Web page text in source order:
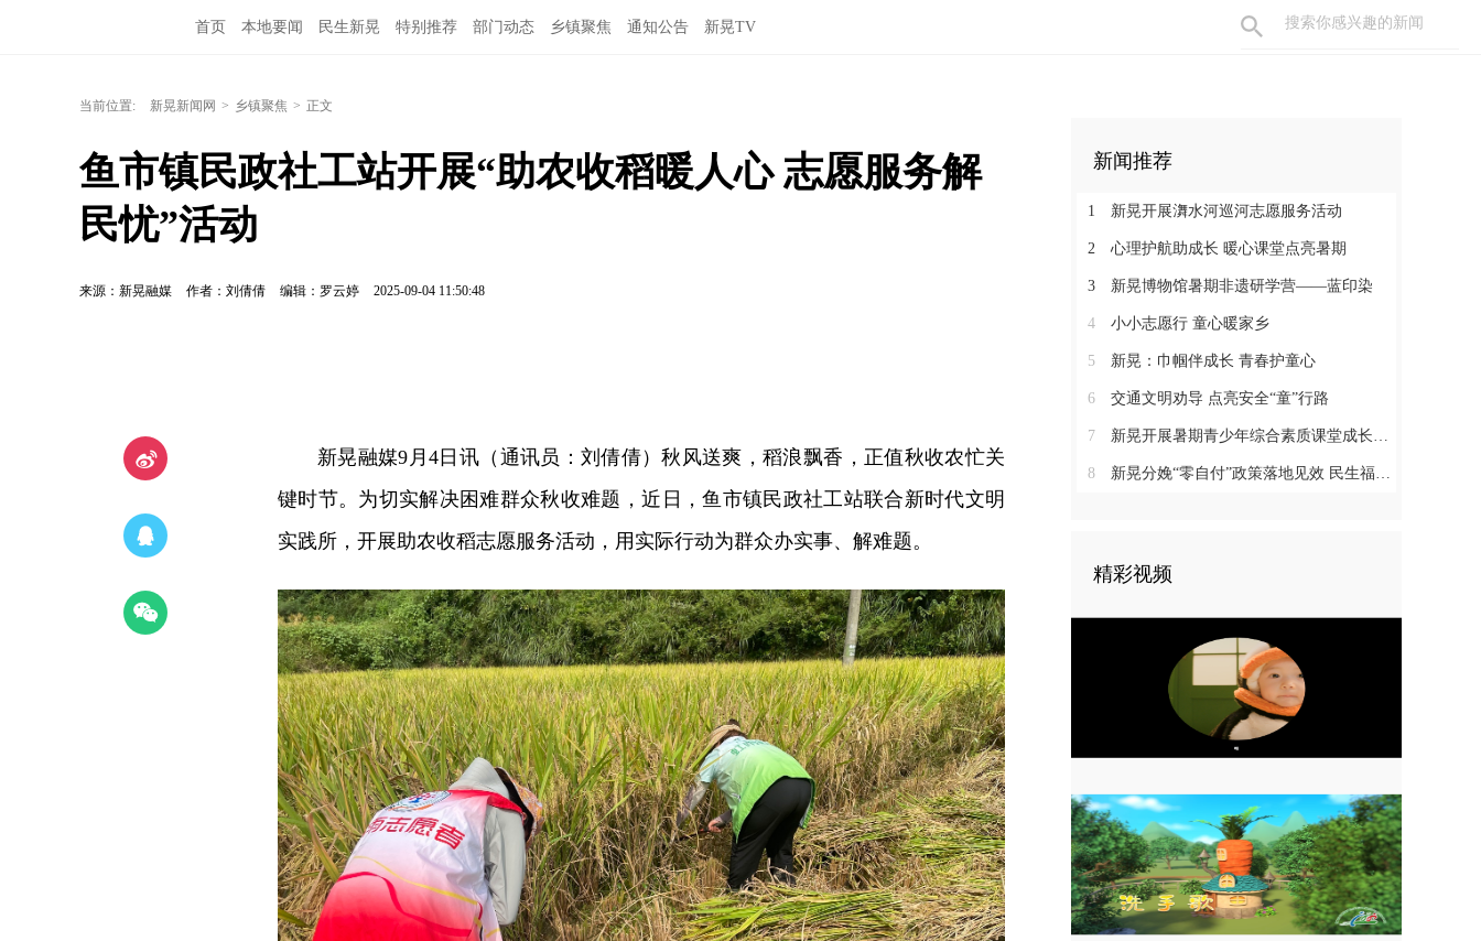
首页 本地要闻 民生新晃 特别推荐 部门动态 乡镇聚焦 通知公告 新晃TV
当前位置: 新晃新闻网 > 乡镇聚焦 > 正文
鱼市镇民政社工站开展“助农收稻暖人心 志愿服务解
民忧”活动
来源：新晃融媒 作者：刘倩倩 编辑：罗云婷 2025-09-04 11:50:48
新晃融媒9月4日讯（通讯员：刘倩倩）秋风送爽，稻浪飘香，正值秋收农忙关
键时节。为切实解决困难群众秋收难题，近日，鱼市镇民政社工站联合新时代文明
实践所，开展助农收稻志愿服务活动，用实际行动为群众办实事、解难题。
新闻推荐
1 新晃开展㵲水河巡河志愿服务活动
2 心理护航助成长 暖心课堂点亮暑期
3 新晃博物馆暑期非遗研学营——蓝印染
4 小小志愿行 童心暖家乡
5 新晃：巾帼伴成长 青春护童心
6 交通文明劝导 点亮安全“童”行路
7 新晃开展暑期青少年综合素质课堂成长营活动
8 新晃分娩“零自付”政策落地见效 民生福祉惠及育龄群众
精彩视频